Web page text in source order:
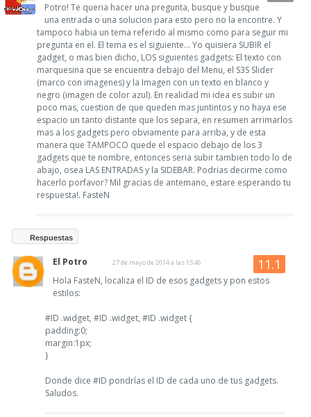
Potro! Te queria hacer una pregunta, busque y busque
una entrada o una solucion para esto pero no la encontre. Y
tampoco habia un tema referido al mismo como para seguir mi
pregunta en el. El tema es el siguiente... Yo quisiera SUBIR el
gadget, o mas bien dicho, LOS siguientes gadgets: El texto con
marquesina que se encuentra debajo del Menu, el S3S Slider
(marco con imagenes) y la Imagen con un texto en blanco y
negro (imagen de color azul). En realidad mi idea es subir un
poco mas, cuestion de que queden mas juntintos y no haya ese
espacio un tanto distante que los separa, en resumen arrimarlos
mas a los gadgets pero obviamente para arriba, y de esta
manera que TAMPOCO quede el espacio debajo de los 3
gadgets que te nombre, entonces seria subir tambien todo lo de
abajo, osea LAS ENTRADAS y la SIDEBAR. Podrias decirme como
hacerlo porfavor? Mil gracias de antemano, estare esperando tu
respuesta!. FasteN
Respuestas
El Potro 27 de mayo de 2014 a las 15:46
Hola FasteN, localiza el ID de esos gadgets y pon estos
estilos:
#ID .widget, #ID .widget, #ID .widget {
padding:0;
margin:1px;
}
Donde dice #ID pondrías el ID de cada uno de tus gadgets.
Saludos.